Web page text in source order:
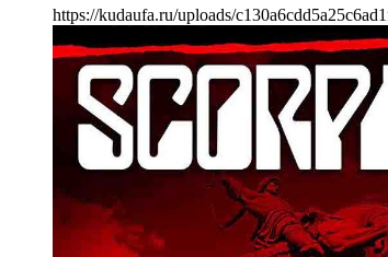
https://kudaufa.ru/uploads/